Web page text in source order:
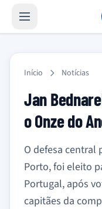
Início Notícias
Jan
o Onze do
O defesa central
Porto, foi eleito
Portugal, após
capitães da